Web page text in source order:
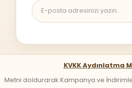
KVKK Aydınlatma
Metni doldurarak Kampanya ve